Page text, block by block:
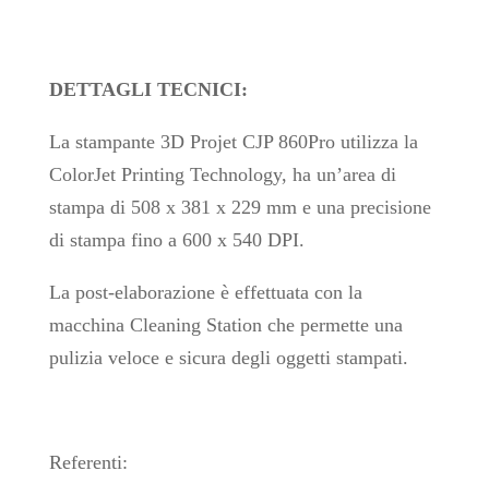
DETTAGLI TECNICI:
La stampante 3D Projet CJP 860Pro utilizza la
ColorJet Printing Technology, ha un’area di
stampa di 508 x 381 x 229 mm e una precisione
di stampa fino a 600 x 540 DPI.
La post-elaborazione è effettuata con la
macchina Cleaning Station che permette una
pulizia veloce e sicura degli oggetti stampati.
Referenti: